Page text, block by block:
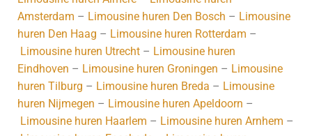
Amsterdam – Limousine huren Den Bosch – Limousine
huren Den Haag – Limousine huren Rotterdam –
Limousine huren Utrecht – Limousine huren
Eindhoven – Limousine huren Groningen – Limousine
huren Tilburg – Limousine huren Breda – Limousine
huren Nijmegen – Limousine huren Apeldoorn –
Limousine huren Haarlem – Limousine huren Arnhem –